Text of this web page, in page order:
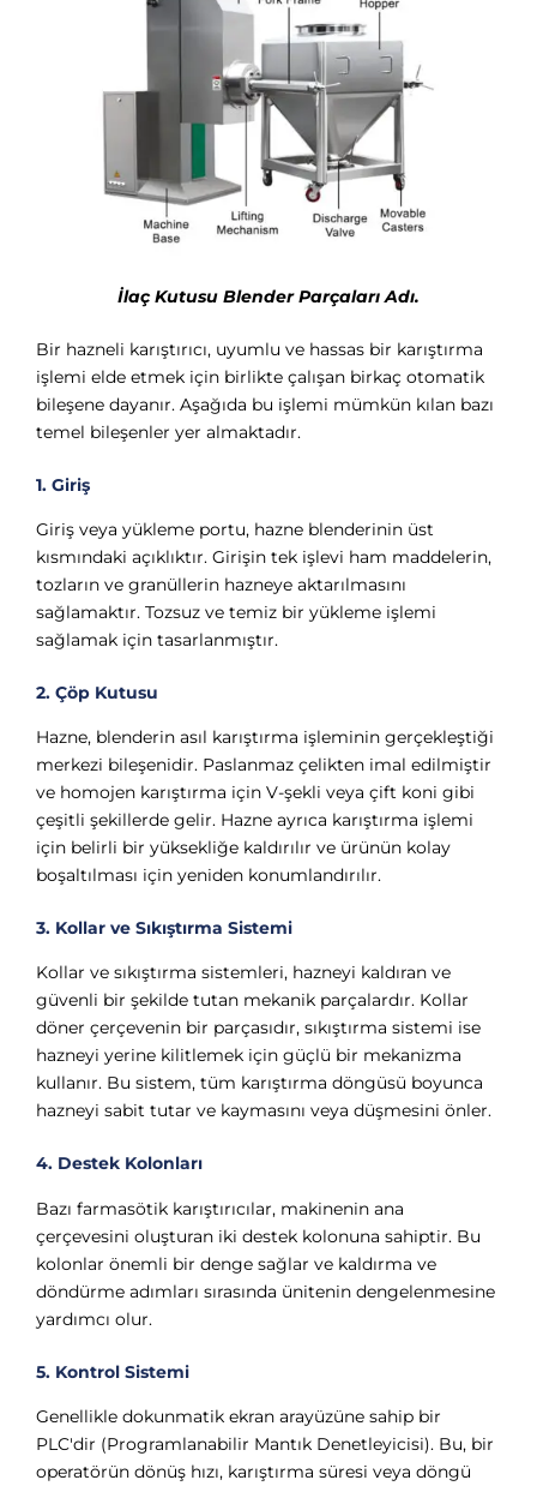
İlaç Kutusu Blender Parçaları Adı.
Bir hazneli karıştırıcı, uyumlu ve hassas bir karıştırma
işlemi elde etmek için birlikte çalışan birkaç otomatik
bileşene dayanır. Aşağıda bu işlemi mümkün kılan bazı
temel bileşenler yer almaktadır.
1. Giriş
Giriş veya yükleme portu, hazne blenderinin üst
kısmındaki açıklıktır. Girişin tek işlevi ham maddelerin,
tozların ve granüllerin hazneye aktarılmasını
sağlamaktır. Tozsuz ve temiz bir yükleme işlemi
sağlamak için tasarlanmıştır.
2. Çöp Kutusu
Hazne, blenderin asıl karıştırma işleminin gerçekleştiği
merkezi bileşenidir. Paslanmaz çelikten imal edilmiştir
ve homojen karıştırma için V-şekli veya çift koni gibi
çeşitli şekillerde gelir. Hazne ayrıca karıştırma işlemi
için belirli bir yüksekliğe kaldırılır ve ürünün kolay
boşaltılması için yeniden konumlandırılır.
3. Kollar ve Sıkıştırma Sistemi
Kollar ve sıkıştırma sistemleri, hazneyi kaldıran ve
güvenli bir şekilde tutan mekanik parçalardır. Kollar
döner çerçevenin bir parçasıdır, sıkıştırma sistemi ise
hazneyi yerine kilitlemek için güçlü bir mekanizma
kullanır. Bu sistem, tüm karıştırma döngüsü boyunca
hazneyi sabit tutar ve kaymasını veya düşmesini önler.
4. Destek Kolonları
Bazı farmasötik karıştırıcılar, makinenin ana
çerçevesini oluşturan iki destek kolonuna sahiptir. Bu
kolonlar önemli bir denge sağlar ve kaldırma ve
döndürme adımları sırasında ünitenin dengelenmesine
yardımcı olur.
5. Kontrol Sistemi
Genellikle dokunmatik ekran arayüzüne sahip bir
PLC'dir (Programlanabilir Mantık Denetleyicisi). Bu, bir
operatörün dönüş hızı, karıştırma süresi veya döngü